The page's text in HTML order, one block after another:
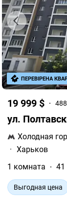
19 999 $
ул.
Холодная
· Харьков
1 комната
41
Выгодная цена
ПЕРЕВІРЕНА